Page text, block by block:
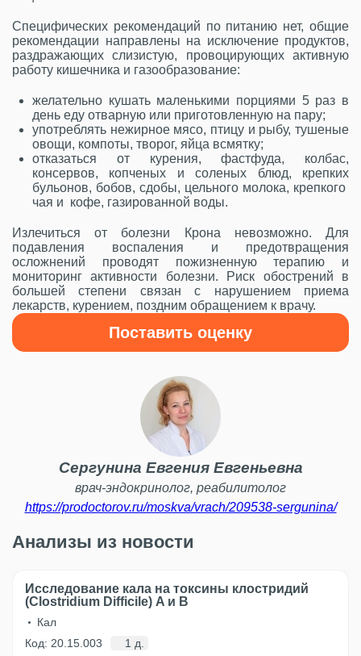
Специфических рекомендаций по питанию нет, общие
рекомендации направлены на исключение продуктов,
раздражающих слизистую, провоцирующих активную
работу кишечника и газообразование:
желательно кушать маленькими порциями 5 раз в
день еду отварную или приготовленную на пару;
употреблять нежирное мясо, птицу и рыбу, тушеные
овощи, компоты, творог, яйца всмятку;
отказаться от курения, фастфуда, колбас,
консервов, копченых и соленых блюд, крепких
бульонов, бобов, сдобы, цельного молока, крепкого
чая и кофе, газированной воды.
Излечиться от болезни Крона невозможно. Для
подавления воспаления и предотвращения
осложнений проводят пожизненную терапию и
мониторинг активности болезни. Риск обострений в
большей степени связан с нарушением приема
лекарств, курением, поздним обращением к врачу.
Поставить оценку
Сергунина Евгения Евгеньевна
врач-эндокринолог, реабилитолог
https://prodoctorov.ru/moskva/vrach/209538-sergunina/
Анализы из новости
Исследование кала на токсины клостридий
(Clostridium Difficile) A и B
Кал
Код: 20.15.003
1 д.